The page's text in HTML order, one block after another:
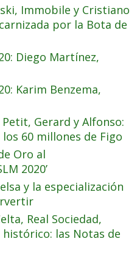
Immobile y Cristiano
por la Bota de
Diego Martínez,
Karim Benzema,
Gerard y Alfonso:
60 millones de Figo
Oro al
2020’
y la especialización
Real Sociedad,
histórico: las Notas de